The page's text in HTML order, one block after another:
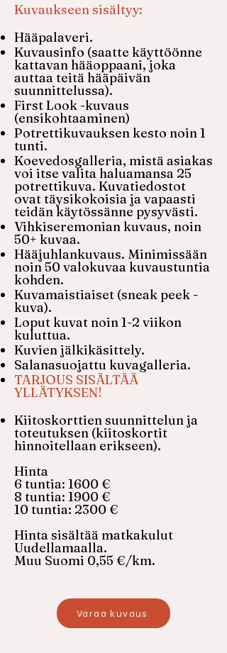
Kuvaukseen sisältyy:​
Hääpalaveri.
Kuvausinfo (saatte käyttöönne
kattavan hääoppaani, joka
auttaa teitä hääpäivän
suunnittelussa).
First Look -kuvaus
(ensikohtaaminen)
Potrettikuvauksen kesto noin 1
tunti.
Koevedosgalleria, mistä asiakas
voi itse valita haluamansa 25
potrettikuva. Kuvatiedostot
ovat täysikokoisia ja vapaasti
teidän käytössänne pysyvästi.
Vihkiseremonian kuvaus, noin
50+ kuvaa.
Hääjuhlankuvaus. Minimissään
noin 50 valokuvaa kuvaustuntia
kohden.
Kuvamaistiaiset (sneak peek -
kuva).
Loput kuvat noin 1-2 viikon
kuluttua.
​Kuvien jälkikäsittely.
Salanasuojattu kuvagalleria.
TARJOUS SISÄLTÄÄ
YLLÄTYKSEN!
Kiitoskorttien suunnittelun ja
toteutuksen (kiitoskortit
hinnoitellaan erikseen).
Hinta
6 tuntia: 1600 €
8 tuntia: 1900 €
10 tuntia: 2300 €
Hinta sisältää matkakulut
Uudellamaalla.​
Muu Suomi 0,55 €/km.
Varaa kuvaus